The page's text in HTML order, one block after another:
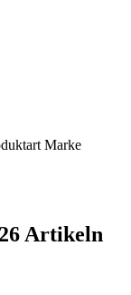
Marke
Artikeln